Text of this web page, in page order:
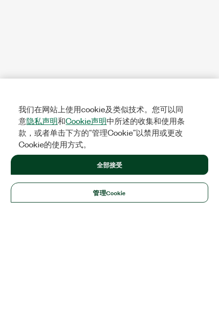
我们在网站上使用cookie及类似技术。您可以同
意隐私声明和Cookie声明中所述的收集和使用条
款，或者单击下方的“管理Cookie”以禁用或更改
Cookie的使用方式。
管理Cookie
全部接受